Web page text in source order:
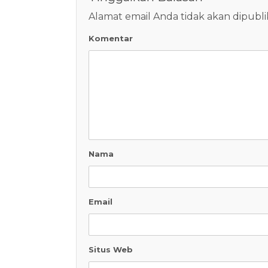
Alamat email Anda tidak akan
Komentar
Nama
Email
Situs Web